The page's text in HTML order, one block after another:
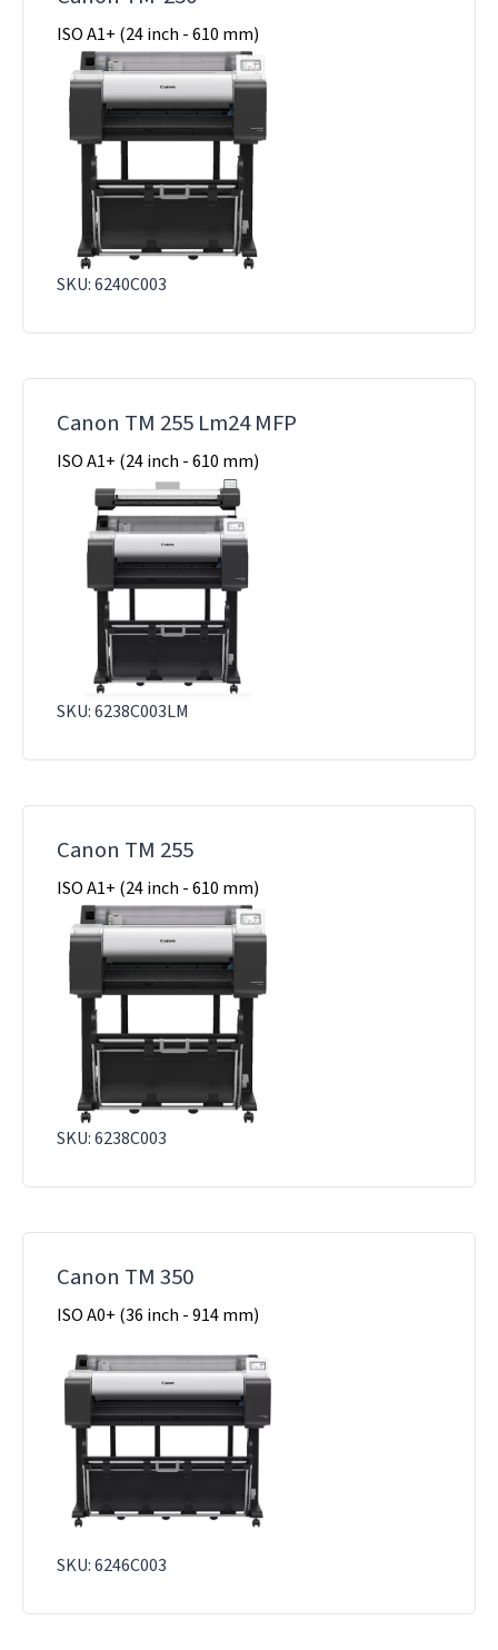
ISO A1+ (24 inch - 610 mm)
SKU: 6240C003
Canon TM 255 Lm24 MFP
ISO A1+ (24 inch - 610 mm)
SKU: 6238C003LM
Canon TM 255
ISO A1+ (24 inch - 610 mm)
SKU: 6238C003
Canon TM 350
ISO A0+ (36 inch - 914 mm)
SKU: 6246C003